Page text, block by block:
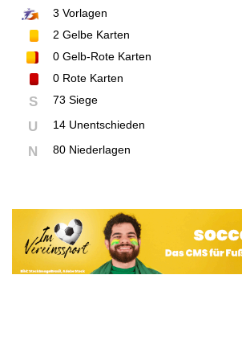
3 Vorlagen
2 Gelbe Karten
0 Gelb-Rote Karten
0 Rote Karten
S 73 Siege
U 14 Unentschieden
N 80 Niederlagen